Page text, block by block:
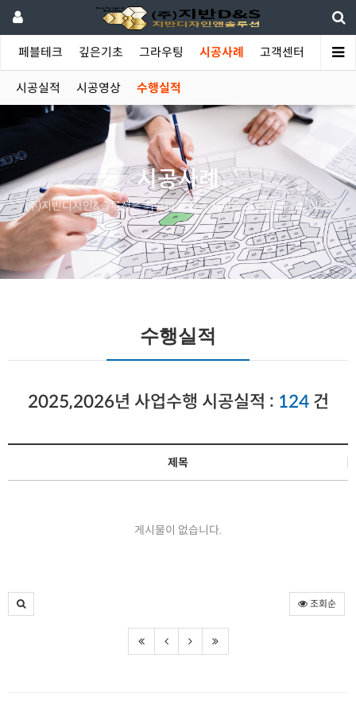
페블테크 깊은기초 그라우팅 시공사례 고객센터
시공실적 시공영상 수행실적
시공사례
(주)지반디자인&솔루션은 최고의 품질과 서비스 공급을 추구합니다.
수행실적
2025,2026년 사업수행 시공실적 : 124건
제목
게시물이 없습니다.
조회순